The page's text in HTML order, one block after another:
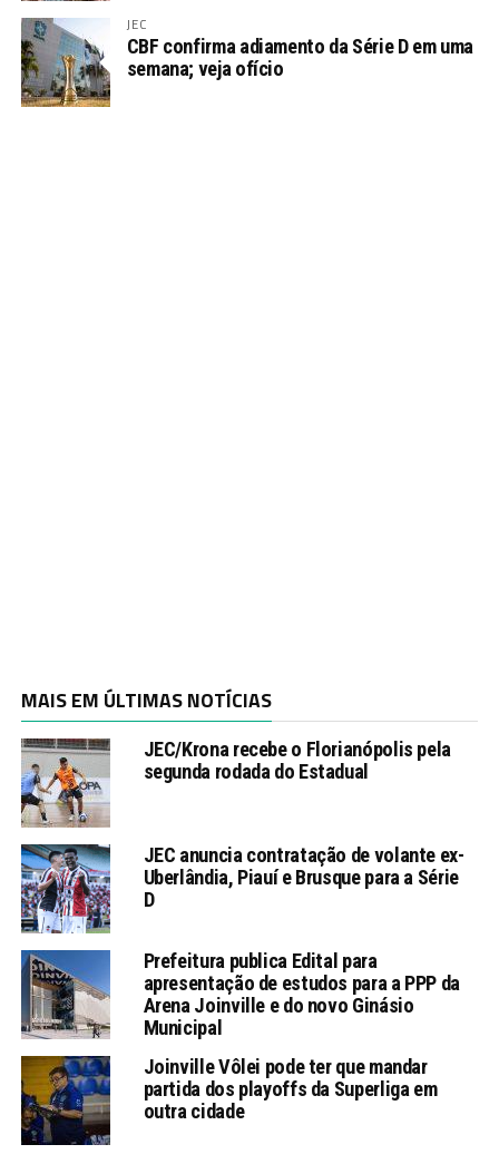
JEC
CBF confirma adiamento da Série D em uma
semana; veja ofício
MAIS EM ÚLTIMAS NOTÍCIAS
JEC/Krona recebe o Florianópolis pela
segunda rodada do Estadual
JEC anuncia contratação de volante ex-
Uberlândia, Piauí e Brusque para a Série
D
Prefeitura publica Edital para
apresentação de estudos para a PPP da
Arena Joinville e do novo Ginásio
Municipal
Joinville Vôlei pode ter que mandar
partida dos playoffs da Superliga em
outra cidade